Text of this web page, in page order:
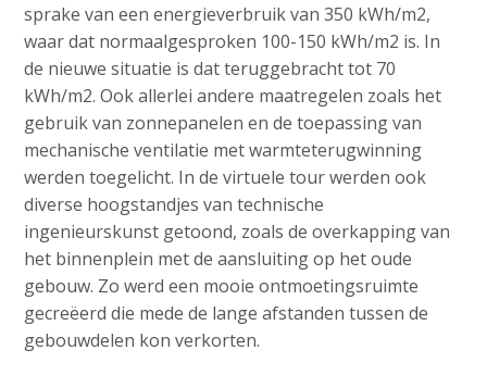
sprake van een energieverbruik van 350 kWh/m2,
waar dat normaalgesproken 100-150 kWh/m2 is. In
de nieuwe situatie is dat teruggebracht tot 70
kWh/m2. Ook allerlei andere maatregelen zoals het
gebruik van zonnepanelen en de toepassing van
mechanische ventilatie met warmteterugwinning
werden toegelicht. In de virtuele tour werden ook
diverse hoogstandjes van technische
ingenieurskunst getoond, zoals de overkapping van
het binnenplein met de aansluiting op het oude
gebouw. Zo werd een mooie ontmoetingsruimte
gecreëerd die mede de lange afstanden tussen de
gebouwdelen kon verkorten.